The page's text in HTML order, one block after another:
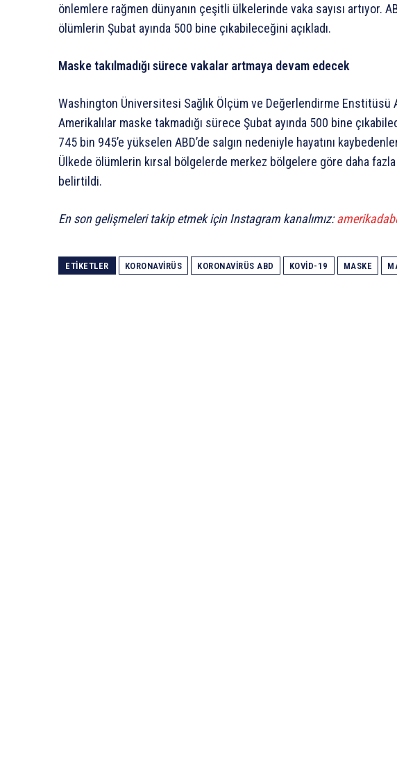
önlemlere rağmen dünyanın çeşitli ülkelerinde vaka sayısı artıyor.
ölümlerin Şubat ayında 500 bine çıkabileceğini açıkladı.
Maske takılmadığı sürece vakalar artmaya devam edecek
Washington Üniversitesi Sağlık Ölçüm ve Değerlendirme Enstitüsü
Amerikalılar maske takmadığı sürece Şubat ayında 500 bine
745 bin 945’e yükselen ABD’de salgın nedeniyle hayatını
Ülkede ölümlerin kırsal bölgelerde merkez bölgelere göre daha fazla
belirtildi.
En son gelişmeleri takip etmek için Instagram kanalımız:
ETIKETLER KORONAVIRÜS KORONAVIRÜS ABD KOVID-19 MASKE